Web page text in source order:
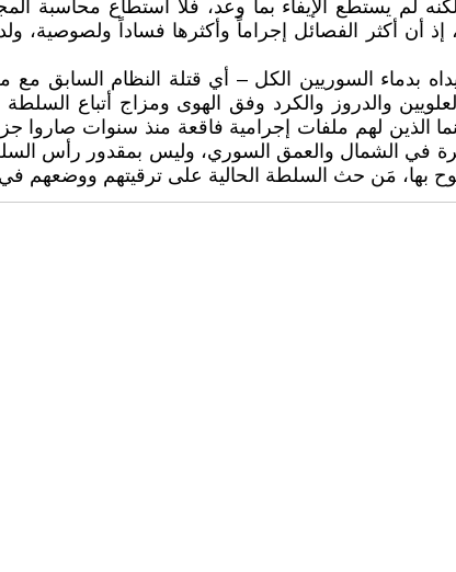
لم يستطع الإيفاء بما وعد، فلا استطاع محاسبة
الفصائل إجراماً وأكثرها فساداً ولصوصية،
بدماء السوريين الكل – أي قتلة النظام السابق
والدروز والكرد وفق الهوى ومزاج أتباع السلطة
الذين لهم ملفات إجرامية فاقعة منذ سنوات
في الشمال والعمق السوري، وليس بمقدور رأس
مَن حث السلطة الحالية على ترقيتهم ووضعهم في